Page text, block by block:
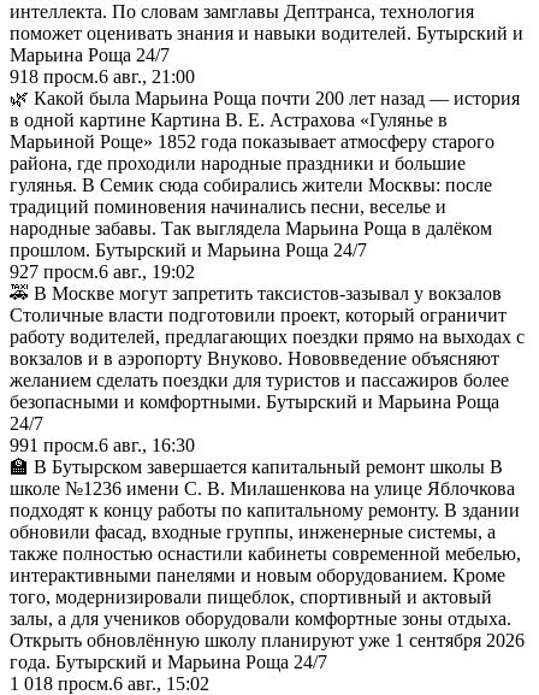
интеллекта. По словам замглавы Дептранса, технология
поможет оценивать знания и навыки водителей. Бутырский и
Марьина Роща 24/7
918 просм.6 авг., 21:00
🌿 Какой была Марьина Роща почти 200 лет назад — история
в одной картине Картина В. Е. Астрахова «Гулянье в
Марьиной Роще» 1852 года показывает атмосферу старого
района, где проходили народные праздники и большие
гулянья. В Семик сюда собирались жители Москвы: после
традиций поминовения начинались песни, веселье и
народные забавы. Так выглядела Марьина Роща в далёком
прошлом. Бутырский и Марьина Роща 24/7
927 просм.6 авг., 19:02
🚕 В Москве могут запретить таксистов-зазывал у вокзалов
Столичные власти подготовили проект, который ограничит
работу водителей, предлагающих поездки прямо на выходах с
вокзалов и в аэропорту Внуково. Нововведение объясняют
желанием сделать поездки для туристов и пассажиров более
безопасными и комфортными. Бутырский и Марьина Роща
24/7
991 просм.6 авг., 16:30
🏫 В Бутырском завершается капитальный ремонт школы В
школе №1236 имени С. В. Милашенкова на улице Яблочкова
подходят к концу работы по капитальному ремонту. В здании
обновили фасад, входные группы, инженерные системы, а
также полностью оснастили кабинеты современной мебелью,
интерактивными панелями и новым оборудованием. Кроме
того, модернизировали пищеблок, спортивный и актовый
залы, а для учеников оборудовали комфортные зоны отдыха.
Открыть обновлённую школу планируют уже 1 сентября 2026
года. Бутырский и Марьина Роща 24/7
1 018 просм.6 авг., 15:02